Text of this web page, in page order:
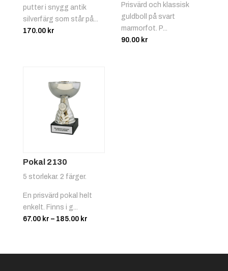
putter i snygg antik
silverfärg som står på...
170.00 kr
Prisvärd och klassisk
guldboll på svart
marmorfot. P...
90.00 kr
Pokal 2130
5 storlekar. 2 färger.
En prisvärd pokal helt
enkelt. Finns i g...
67.00 kr – 185.00 krPrisintervall:
185.00 kr